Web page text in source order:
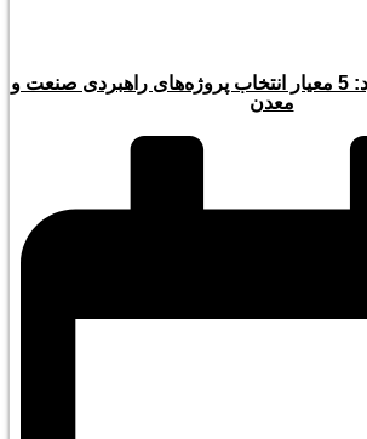
سمیعی‌ نژاد اعلام کرد: 5 معیار انتخاب پروژه‌های راهبردی صنعت و
معدن